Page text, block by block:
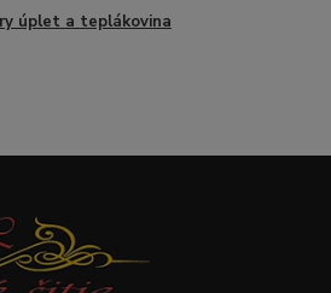
úplet a teplákovina